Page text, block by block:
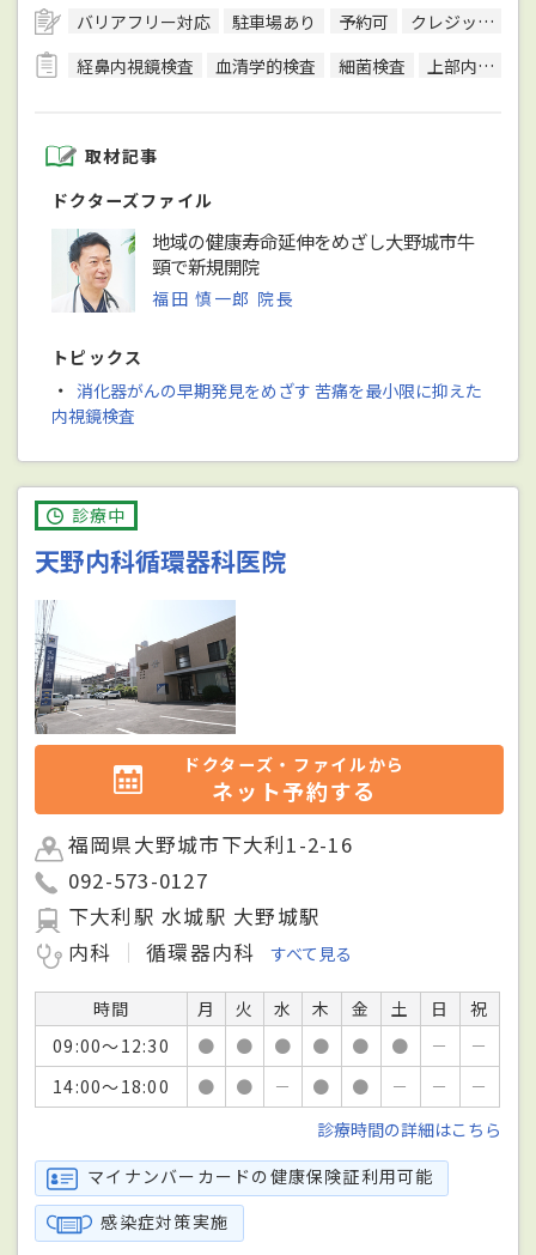
バリアフリー対応 駐車場あり 予約可
クレジットカード対応
経鼻内視鏡検査
血清学的検査 細菌検査 上部内視鏡検査
取材記事
ドクターズファイル
地域の健康寿命延伸をめざし大野城市牛
頸で新規開院
福田 慎一郎 院長
トピックス
・ 消化器がんの早期発見をめざす 苦痛を最小限に抑えた
内視鏡検査
診療中
天野内科循環器科医院
ドクターズ・ファイルから
ネット予約する
福岡県大野城市下大利1-2-16
092-573-0127
下大利駅 水城駅 大野城駅
内科
循環器内科 すべて見る
時間 月 火 水 木 金 土 日
祝
09:00～12:30
● ● ● ● ● ● －
－
14:00～18:00
● ● － ● ● － －
－
診療時間の詳細はこちら
マイナンバーカードの健康保険証利用可能
感染症対策実施